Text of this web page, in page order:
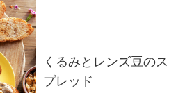
くるみとレンズ豆のス
プレッド